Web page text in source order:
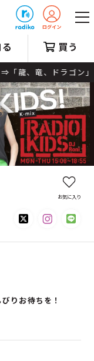
買う
、ドラゴン」が
お気に入り
りお待ちを！